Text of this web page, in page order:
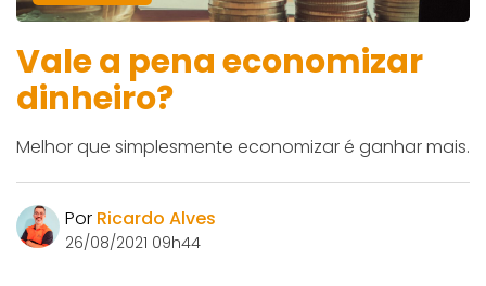
Vale a pena economizar
dinheiro?
Melhor que simplesmente economizar é ganhar mais.
Por Ricardo Alves
26/08/2021 09h44